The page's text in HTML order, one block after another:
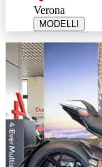
Verona
MODELLI